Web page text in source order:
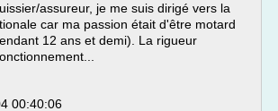
assureur, je me suis dirigé vers la
car ma passion était d'être motard
12 ans et demi). La rigueur
00:40:06